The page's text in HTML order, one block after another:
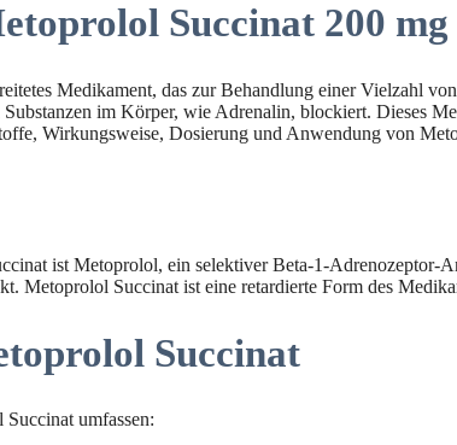
Succinat 200 mg
Medikament, das zur Behandlung einer Vielzahl
im Körper, wie Adrenalin, blockiert. Dieses
Wirkungsweise, Dosierung und Anwendung von
ist Metoprolol, ein selektiver Beta-1-Adrenozeptor-
Metoprolol Succinat ist eine retardierte Form des
Succinat
umfassen: